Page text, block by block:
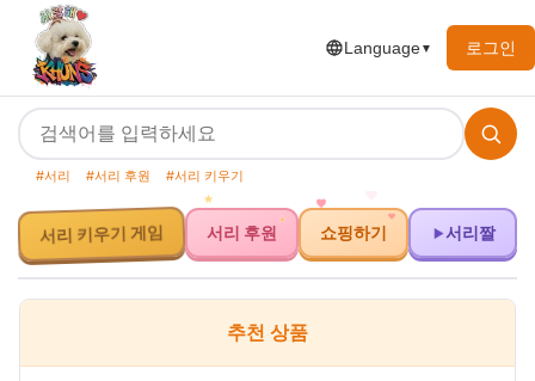
Language▼ 로그인
#서리 #서리 후원 #서리 키우기
서리 키우기 게임 서리 후원 쇼핑하기 서리짤
추천 상품